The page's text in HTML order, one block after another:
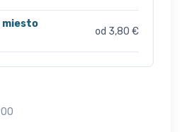
miesto
od 3,80 €